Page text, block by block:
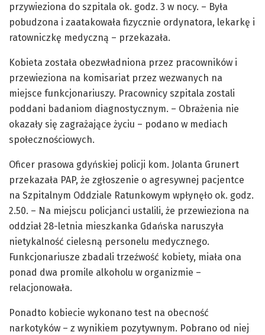
przywieziona do szpitala ok. godz. 3 w nocy. – Była
pobudzona i zaatakowała fizycznie ordynatora, lekarkę i
ratowniczkę medyczną – przekazała.
Kobieta została obezwładniona przez pracowników i
przewieziona na komisariat przez wezwanych na
miejsce funkcjonariuszy. Pracownicy szpitala zostali
poddani badaniom diagnostycznym. – Obrażenia nie
okazały się zagrażające życiu – podano w mediach
społecznościowych.
Oficer prasowa gdyńskiej policji kom. Jolanta Grunert
przekazała PAP, że zgłoszenie o agresywnej pacjentce
na Szpitalnym Oddziale Ratunkowym wpłynęło ok. godz.
2.50. – Na miejscu policjanci ustalili, że przewieziona na
oddział 28-letnia mieszkanka Gdańska naruszyła
nietykalność cielesną personelu medycznego.
Funkcjonariusze zbadali trzeźwość kobiety, miała ona
ponad dwa promile alkoholu w organizmie –
relacjonowała.
Ponadto kobiecie wykonano test na obecność
narkotyków – z wynikiem pozytywnym. Pobrano od niej